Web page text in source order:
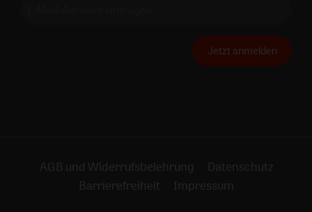
Jetzt anmelden
AGB und Widerrufsbelehrung
Datenschutz
Barrierefreiheit
Impressum